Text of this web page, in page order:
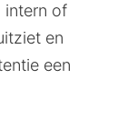
intern of
en
een